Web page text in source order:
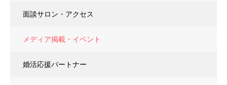
面談サロン・アクセス
メディア掲載・イベント
婚活応援パートナー